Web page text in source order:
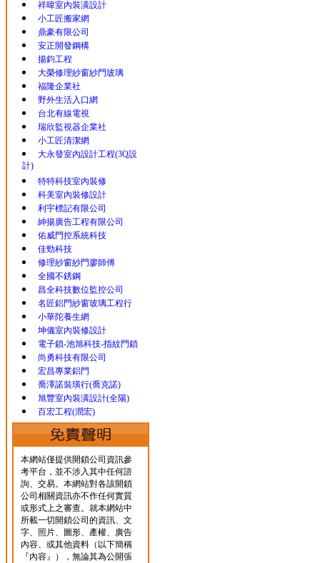
祥暐室內裝潢設計
小工匠搬家網
鼎豪有限公司
安正開發鋼構
揚鈞工程
大榮修理紗窗紗門玻璃
福隆企業社
野外生活入口網
台北有線電視
瑞欣監視器企業社
小工匠清潔網
大永發室內設計工程(3Q設
計)
特特科技室內裝修
科美室內裝修設計
利宇標記有限公司
紳揚廣告工程有限公司
佑威門控系統科技
佳勁科技
修理紗窗紗門廖師傅
全國不銹鋼
昌全科技數位監控公司
名匠鋁門紗窗玻璃工程行
小華陀養生網
坤儀室內裝修設計
電子鎖-池旭科技-指紋門鎖
尚勇科技有限公司
宏昌專業鋁門
喬澤諾裝璜行(喬克諾)
旭豐室內裝潢設計(全陽)
百宏工程(潤宏)
本網站僅提供開鎖公司資訊參
考平台，並不涉入其中任何諮
詢、交易。本網站對各該開鎖
公司相關資訊亦不作任何實質
或形式上之審查。就本網站中
所載一切開鎖公司的資訊、文
字、照片、圖形、產權、廣告
內容、或其他資料（以下簡稱
『內容』），無論其為公開張